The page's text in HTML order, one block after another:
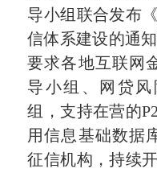
导小组联合发布
信体系建设的通
要求各地互联网
导小组、网贷
组，支持在营的
用信息基础数据
征信机构，持续